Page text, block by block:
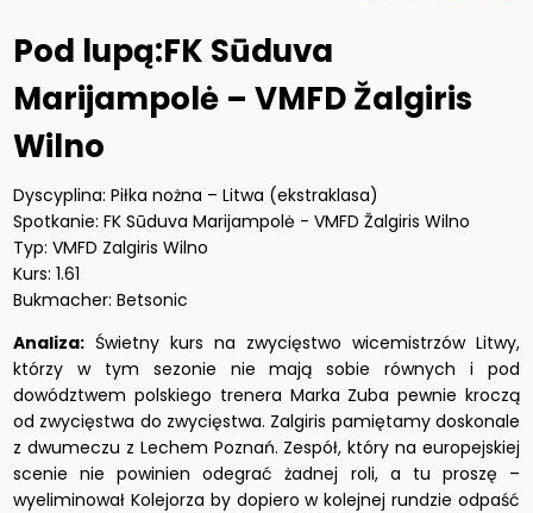
Pod lupą:FK Sūduva
Marijampolė – VMFD Žalgiris
Wilno
Dyscyplina: Piłka nożna – Litwa (ekstraklasa)
Spotkanie: FK Sūduva Marijampolė - VMFD Žalgiris Wilno
Typ: VMFD Zalgiris Wilno
Kurs: 1.61
Bukmacher: Betsonic
Analiza: Świetny kurs na zwycięstwo wicemistrzów Litwy,
którzy w tym sezonie nie mają sobie równych i pod
dowództwem polskiego trenera Marka Zuba pewnie kroczą
od zwycięstwa do zwycięstwa. Zalgiris pamiętamy doskonale
z dwumeczu z Lechem Poznań. Zespół, który na europejskiej
scenie nie powinien odegrać żadnej roli, a tu proszę –
wyeliminował Kolejorza by dopiero w kolejnej rundzie odpaść